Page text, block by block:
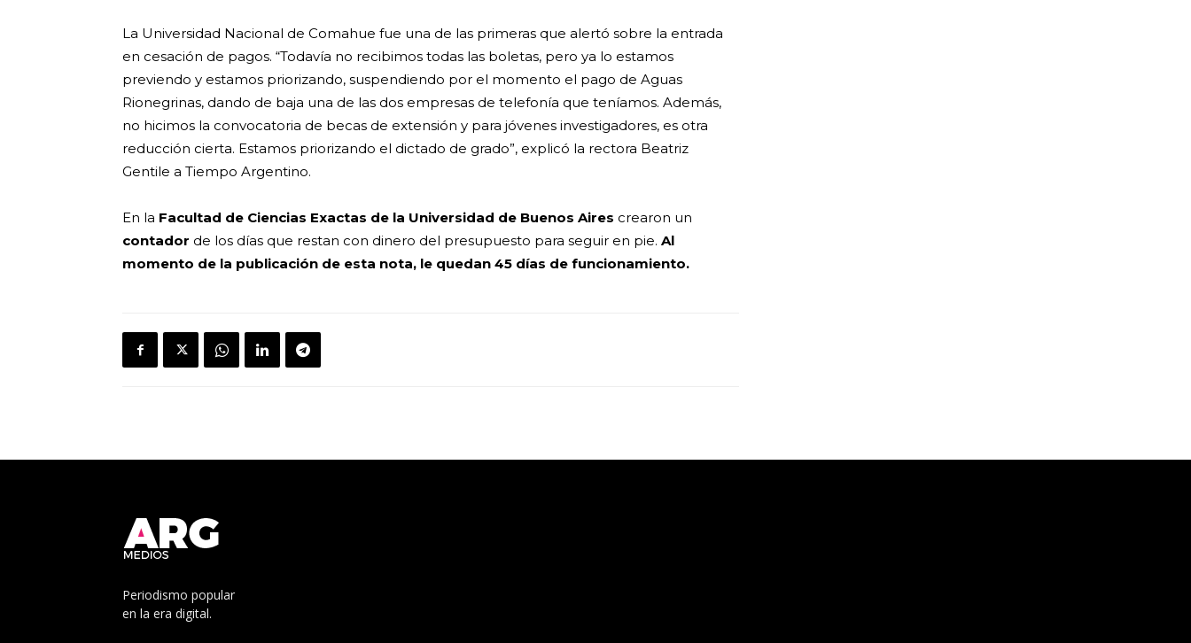
La Universidad Nacional de Comahue fue una de las primeras que alertó sobre la entrada
en cesación de pagos. “Todavía no recibimos todas las boletas, pero ya lo estamos
previendo y estamos priorizando, suspendiendo por el momento el pago de Aguas
Rionegrinas, dando de baja una de las dos empresas de telefonía que teníamos. Además,
no hicimos la convocatoria de becas de extensión y para jóvenes investigadores, es otra
reducción cierta. Estamos priorizando el dictado de grado”, explicó la rectora Beatriz
Gentile a Tiempo Argentino.
En la Facultad de Ciencias Exactas de la Universidad de Buenos Aires crearon un
contador de los días que restan con dinero del presupuesto para seguir en pie. Al
momento de la publicación de esta nota, le quedan 45 días de funcionamiento.
Periodismo popular
en la era digital.